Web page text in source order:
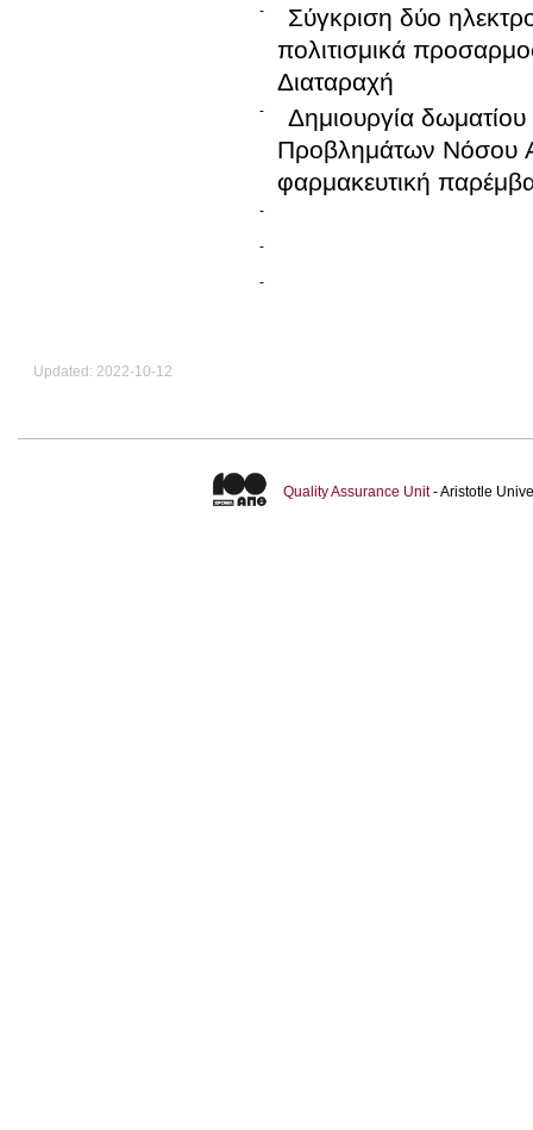
-
Σύγκριση δύο
πολιτισμικά
Διαταραχή
-
Δημιουργία
Προβλημάτων Νόσου
φαρμακευτική
-
-
-
Updated: 2022-10-12
Quality Assurance Unit- Aristotle